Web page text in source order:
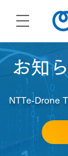
お知
NTTe-Drone